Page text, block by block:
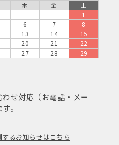
木 金
土
1
6 7
8
13 14
15
20 21
22
27 28
29
せ対応（お電話・メー
。
るお知らせはこちら